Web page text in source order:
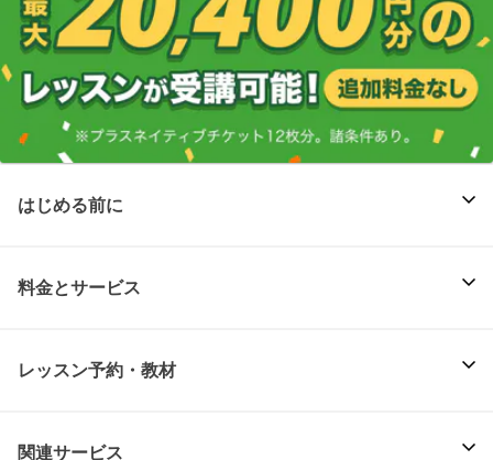
はじめる前に
料金とサービス
レッスン予約・教材
関連サービス